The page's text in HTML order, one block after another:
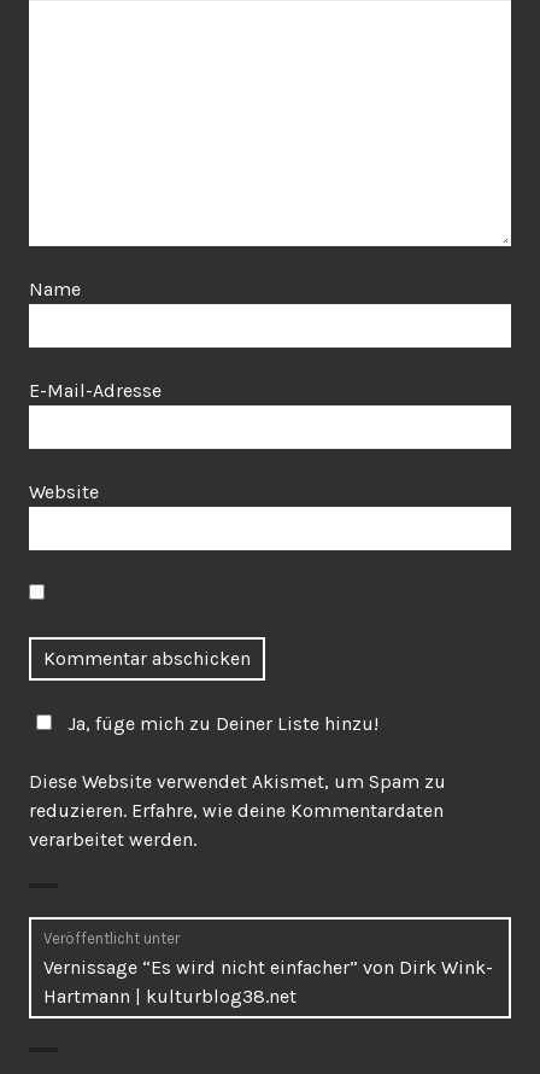
Name
E-Mail-Adresse
Website
Ja, füge mich zu Deiner Liste hinzu!
Diese Website verwendet Akismet, um Spam zu
reduzieren. Erfahre, wie deine Kommentardaten
verarbeitet werden.
Beitragsnavigation
Veröffentlicht unter
Vernissage “Es wird nicht einfacher” von Dirk Wink-
Hartmann | kulturblog38.net